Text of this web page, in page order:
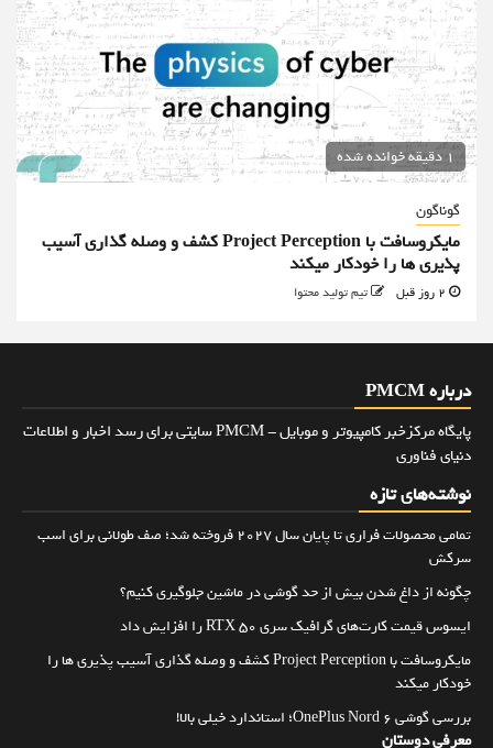
1 دقیقه خوانده شده
گوناگون
مایکروسافت با Project Perception کشف و وصله گذاری آسیب
پذیری ها را خودکار میکند
تیم تولید محتوا
درباره PMCM
پایگاه مرکزخبر کامپیوتر و موبایل - PMCM سایتی برای رسد اخبار و اطلاعات
دنیای فناوری
نوشته‌های تازه
تمامی محصولات فراری تا پایان سال ۲۰۲۷ فروخته شد؛ صف طولانی برای اسب
سرکش
چگونه از داغ شدن بیش از حد گوشی در ماشین جلوگیری کنیم؟
ایسوس قیمت کارت‌های گرافیک سری RTX 50 را افزایش داد
مایکروسافت با Project Perception کشف و وصله گذاری آسیب پذیری ها را
خودکار میکند
بررسی گوشی OnePlus Nord 6؛ استاندارد خیلی بالا!
معرفی دوستان